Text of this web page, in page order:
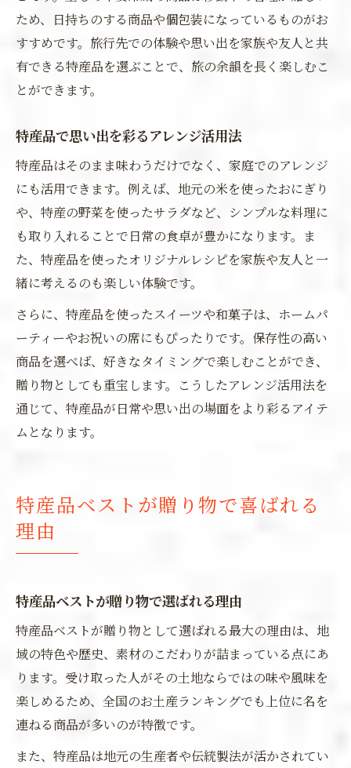
ため、日持ちのする商品や個包装になっているものがお
すすめです。旅行先での体験や思い出を家族や友人と共
有できる特産品を選ぶことで、旅の余韻を長く楽しむこ
とができます。
特産品で思い出を彩るアレンジ活用法
特産品はそのまま味わうだけでなく、家庭でのアレンジ
にも活用できます。例えば、地元の米を使ったおにぎり
や、特産の野菜を使ったサラダなど、シンプルな料理に
も取り入れることで日常の食卓が豊かになります。ま
た、特産品を使ったオリジナルレシピを家族や友人と一
緒に考えるのも楽しい体験です。
さらに、特産品を使ったスイーツや和菓子は、ホームパ
ーティーやお祝いの席にもぴったりです。保存性の高い
商品を選べば、好きなタイミングで楽しむことができ、
贈り物としても重宝します。こうしたアレンジ活用法を
通じて、特産品が日常や思い出の場面をより彩るアイテ
ムとなります。
特産品ベストが贈り物で喜ばれる
理由
特産品ベストが贈り物で選ばれる理由
特産品ベストが贈り物として選ばれる最大の理由は、地
域の特色や歴史、素材のこだわりが詰まっている点にあ
ります。受け取った人がその土地ならではの味や風味を
楽しめるため、全国のお土産ランキングでも上位に名を
連ねる商品が多いのが特徴です。
また、特産品は地元の生産者や伝統製法が活かされてい